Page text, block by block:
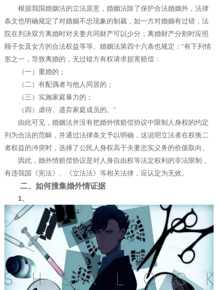
根据我国婚姻法的立法原意，婚姻法除了保护合法婚姻外，法律
条文也明确规定了对婚姻不忠现象的制裁，如一方对婚姻有过错，法
院在判决双方离婚时对夫妻共同财产可以少分；离婚财产分割时应照
顾子女及女方的合法权益等等。婚姻法第四十六条也规定：“有下列情
形之一，导致离婚的，无过错方有权请求损害赔偿：
（一）重婚的；
（二）有配偶者与他人同居的；
（三）实施家庭暴力的；
（四）虐待、遗弃家庭成员的。”
由此可见，婚姻法并没有把婚外情赔偿协议中限制人身权的约定
列为合法的范畴，并通过法律条文予以明确，这说明立法者在权衡二
者权益的冲突时，选择了公民人身权高于夫妻忠实义务的价值取向。
因此，婚外情赔偿协议是对人身自由权等法定权利的非法限制，
有违我国《宪法》、《立法法》等相关法律，应认定为无效。
二、如何搜集婚外情证据
1、